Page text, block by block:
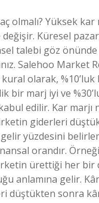
olmalı? Yüksek
Küresel
talebi göz önünde
Salehoo Market
olarak,
bir marj iyi ve
edilir. Kar marjı
giderleri
yüzdesini
orandır.
ürettiği her bir
anlamına gelir.
düştükten sonra